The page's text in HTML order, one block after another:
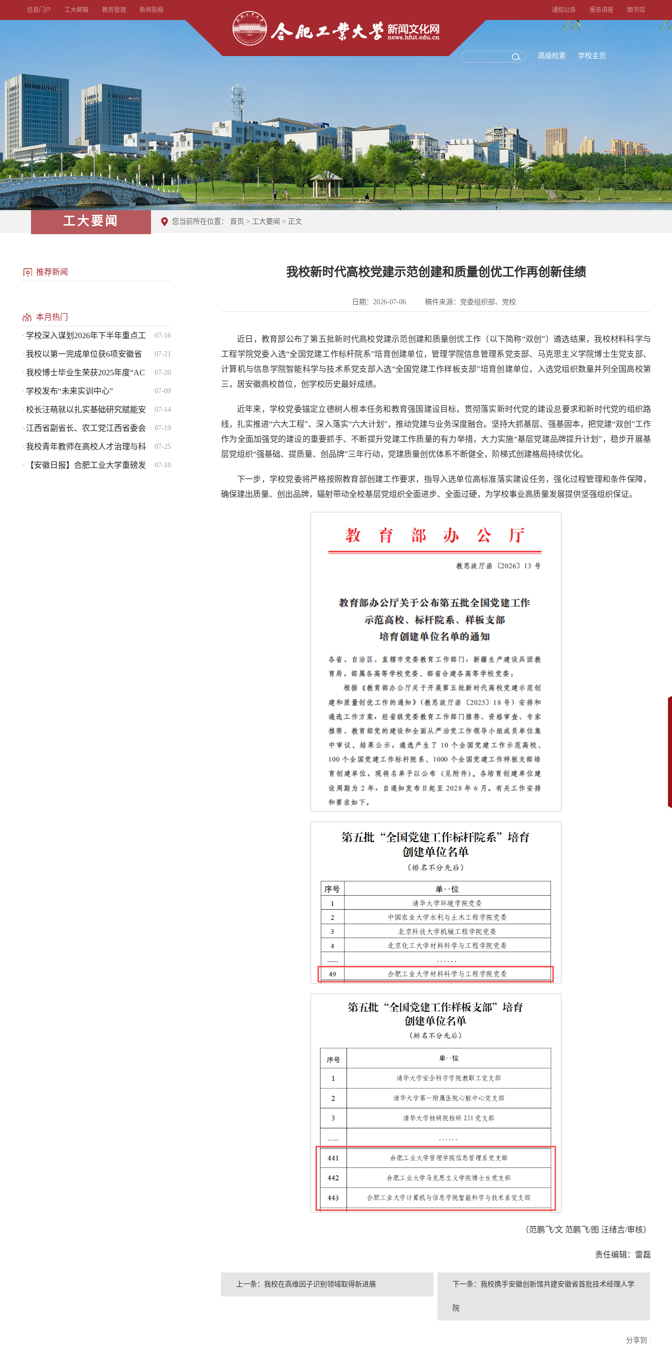
信息门户 工大邮箱 教务管理 新闻投稿 通知公告 报告讲座 图书馆
高级检索 学校主页
工大要闻 您当前所在位置： 首页 > 工大要闻 > 正文
推荐新闻
本月热门
· 学校深入谋划2026年下半年重点工 07-16
· 我校以第一完成单位获6项安徽省 07-21
· 我校博士毕业生荣获2025年度“AC 07-20
· 学校发布“未来实训中心” 07-09
· 校长汪萌就以扎实基础研究赋能安 07-14
· 江西省副省长、农工党江西省委会 07-19
· 我校青年教师在高校人才治理与科 07-25
· 【安徽日报】合肥工业大学重磅发 07-10
我校新时代高校党建示范创建和质量创优工作再创新佳绩
日期：2026-07-06 稿件来源：党委组织部、党校
近日，教育部公布了第五批新时代高校党建示范创建和质量创优工作（以下简称“双创”）遴选结果，我校材料科学与
工程学院党委入选“全国党建工作标杆院系”培育创建单位，管理学院信息管理系党支部、马克思主义学院博士生党支部、
计算机与信息学院智能科学与技术系党支部入选“全国党建工作样板支部”培育创建单位，入选党组织数量并列全国高校第
三，居安徽高校首位，创学校历史最好成绩。
近年来，学校党委锚定立德树人根本任务和教育强国建设目标，贯彻落实新时代党的建设总要求和新时代党的组织路
线，扎实推进“六大工程”、深入落实“六大计划”，推动党建与业务深度融合。坚持大抓基层、强基固本，把党建“双创”工作
作为全面加强党的建设的重要抓手、不断提升党建工作质量的有力举措，大力实施“基层党建品牌提升计划”，稳步开展基
层党组织“强基础、提质量、创品牌”三年行动，党建质量创优体系不断健全，阶梯式创建格局持续优化。
下一步，学校党委将严格按照教育部创建工作要求，指导入选单位高标准落实建设任务，强化过程管理和条件保障，
确保建出质量、创出品牌，辐射带动全校基层党组织全面进步、全面过硬，为学校事业高质量发展提供坚强组织保证。
（范鹏飞/文 范鹏飞/图 汪绪吉/审核）
责任编辑：雷磊
上一条： 我校在高维因子识别领域取得新进展 下一条： 我校携手安徽创新馆共建安徽省首批技术经理人学
院
分享到 :